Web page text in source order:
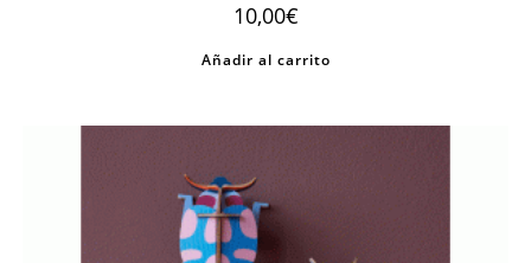
10,00€
Añadir al carrito